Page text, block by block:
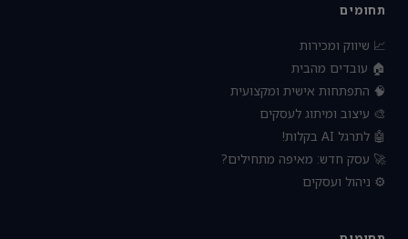
תחומים
📈 שיווק ומכירות
🏠 עובדים מהבית
🧠 התפתחות אישית ומקצועית
🎨 עיצוב ומיתוג לעסקים
🤖 לתרגל AI בקלות!
🚀 עסק חדש: מאיפה מתחילים?
⚙️ ניהול ועסקים